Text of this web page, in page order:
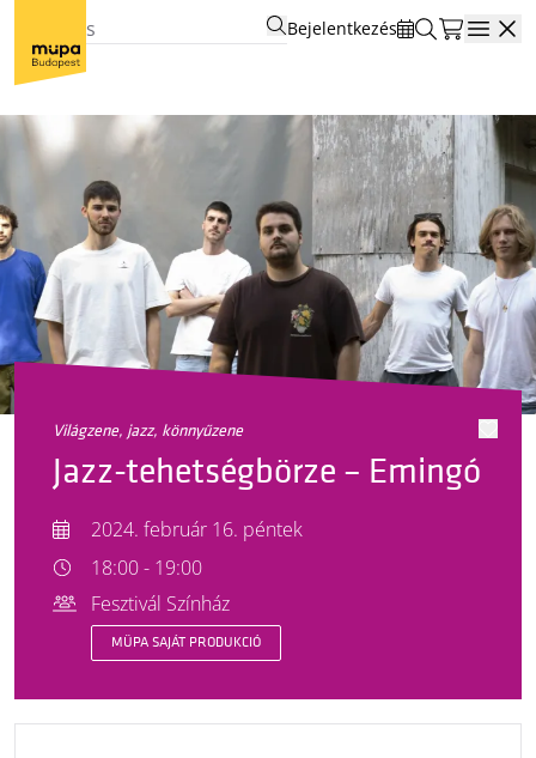
Bejelentkezés
világzene, jazz, könnyűzene
Jazz-tehetségbörze – Emingó
2024. február 16. péntek
18:00 - 19:00
Fesztivál Színház
MÜPA SAJÁT PRODUKCIÓ